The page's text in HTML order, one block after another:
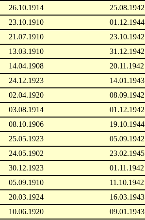
26.10.1914
25.08.1942
23.10.1910
01.12.1944
21.07.1910
23.10.1942
13.03.1910
31.12.1942
14.04.1908
20.11.1942
24.12.1923
14.01.1943
02.04.1920
08.09.1942
03.08.1914
01.12.1942
08.10.1906
19.10.1944
25.05.1923
05.09.1942
24.05.1902
23.02.1945
30.12.1923
01.11.1942
05.09.1910
11.10.1942
20.03.1924
16.03.1943
10.06.1920 09.01.1943